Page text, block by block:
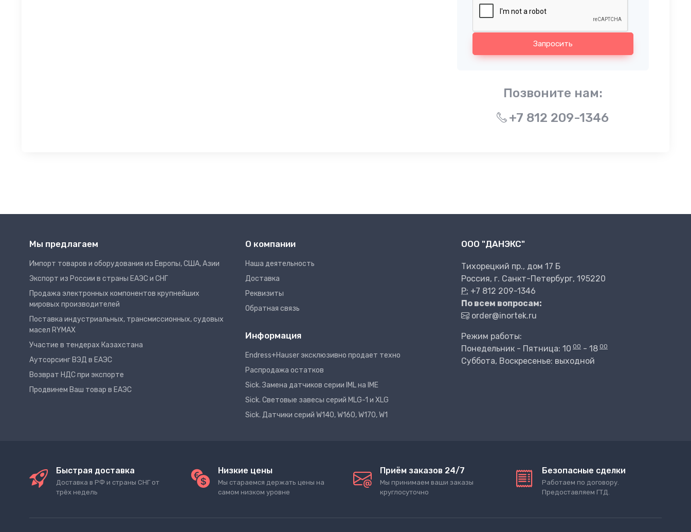
Запросить
Позвоните нам:
+7 812 209-1346
Мы предлагаем
Импорт товаров и оборудования из Европы, США, Азии
Экспорт из России в страны ЕАЭС и СНГ
Продажа электронных компонентов крупнейших
мировых производителей
Поставка индустриальных, трансмиссионных, судовых
масел RYMAX
Участие в тендерах Казахстана
Аутсорсинг ВЭД в ЕАЭС
Возврат НДС при экспорте
Продвинем Ваш товар в ЕАЭС
О компании
Наша деятельность
Доставка
Реквизиты
Обратная связь
Информация
Endress+Hauser эксклюзивно продает техно
Распродажа остатков
Sick. Замена датчиков серии IML на IME
Sick. Световые завесы серий MLG-1 и XLG
Sick. Датчики серий W140, W160, W170, W1
ООО "ДАНЭКС"
Тихорецкий пр., дом 17 Б
Россия, г. Санкт-Петербург, 195220
P: +7 812 209-1346
По всем вопросам:
order@inortek.ru
Режим работы:
Понедельник - Пятница: 10 00 - 18 00
Суббота, Воскресенье: выходной
Быстрая доставка
Доставка в РФ и страны СНГ от
трёх недель
Низкие цены
Мы стараемся держать цены на
самом низком уровне
Приём заказов 24/7
Мы принимаем ваши заказы
круглосуточно
Безопасные сделки
Работаем по договору.
Предоставляем ГТД.